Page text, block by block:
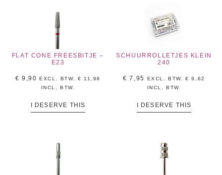
FLAT CONE FREESBITJE –
E23
€ 9,90 EXCL. BTW. € 11,98
INCL, BTW.
I DESERVE THIS
SCHUURROLLETJES KLEIN
240
€ 7,95 EXCL. BTW.€ 9,62
INCL, BTW.
I DESERVE THIS